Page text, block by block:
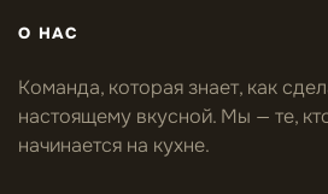
О НАС
Команда, которая знает, как
настоящему вкусной. Мы — те,
начинается на кухне.